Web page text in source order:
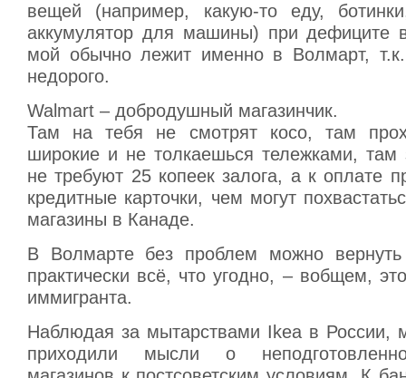
вещей (например, какую-то еду,
аккумулятор для машины) при дефиците
мой обычно лежит именно в Волмарт,
недорого.
Walmart – добродушный магазинчик.
Там на тебя не смотрят косо, там
широкие и не толкаешься тележками, там
не требуют 25 копеек залога, а к оплате
кредитные карточки, чем могут
магазины в Канаде.
В Волмарте без проблем можно
практически всё, что угодно, – вобщем,
иммигранта.
Наблюдая за мытарствами Ikea в России,
приходили мысли о